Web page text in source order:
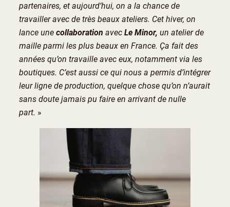
partenaires, et aujourd’hui, on a la chance de
travailler avec de très beaux ateliers. Cet hiver, on
lance une collaboration avec Le Minor, un atelier de
maille parmi les plus beaux en France. Ça fait des
années qu’on travaille avec eux, notamment via les
boutiques. C’est aussi ce qui nous a permis d’intégrer
leur ligne de production, quelque chose qu’on n’aurait
sans doute jamais pu faire en arrivant de nulle
part. »